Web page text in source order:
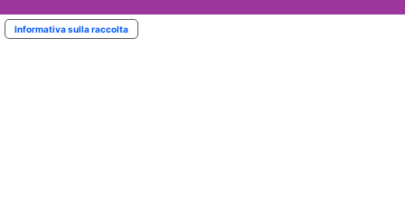
Informativa sulla raccolta